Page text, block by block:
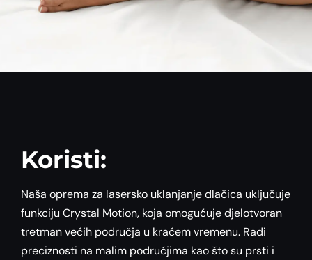
Koristi:
Naša oprema za lasersko uklanjanje dlačica uključuje
funkciju Crystal Motion, koja omogućuje djelotvoran
tretman većih područja u kraćem vremenu. Radi
preciznosti na malim područjima kao što su prsti i